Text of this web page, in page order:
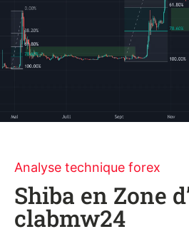
Analyse technique forex
Shiba en Zone
clabmw24